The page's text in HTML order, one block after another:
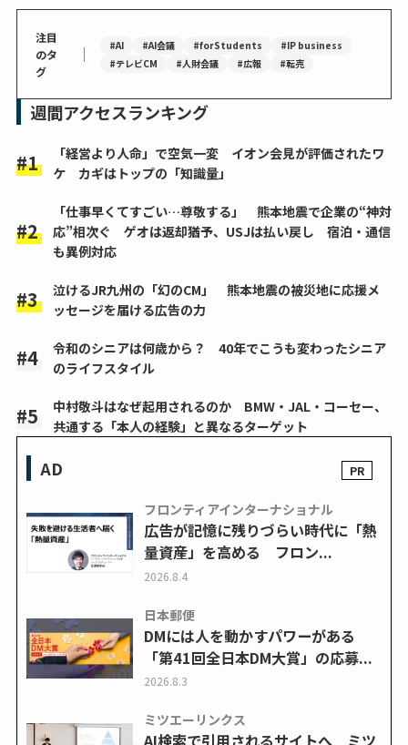
注目
のタ
グ
｜ #AI #AI会議 #forStudents
#IP business
#テレビCM
#人財会議 #広報 #転売
週間アクセスランキング
「経営より人命」で空気一変 イオン会見が評価されたワ
ケ カギはトップの「知識量」
「仕事早くてすごい…尊敬する」 熊本地震で企業の“神対
応”相次ぐ ゲオは返却猶予、USJは払い戻し 宿泊・通信
も異例対応
泣けるJR九州の「幻のCM」 熊本地震の被災地に応援メ
ッセージを届ける広告の力
令和のシニアは何歳から？ 40年でこうも変わったシニア
のライフスタイル
中村敬斗はなぜ起用されるのか BMW・JAL・コーセー、
共通する「本人の経験」と異なるターゲット
AD
フロンティアインターナショナル
広告が記憶に残りづらい時代に「熱
量資産」を高める フロン...
2026.8.4
日本郵便
DMには人を動かすパワーがある
「第41回全日本DM大賞」の応募...
2026.8.3
ミツエーリンクス